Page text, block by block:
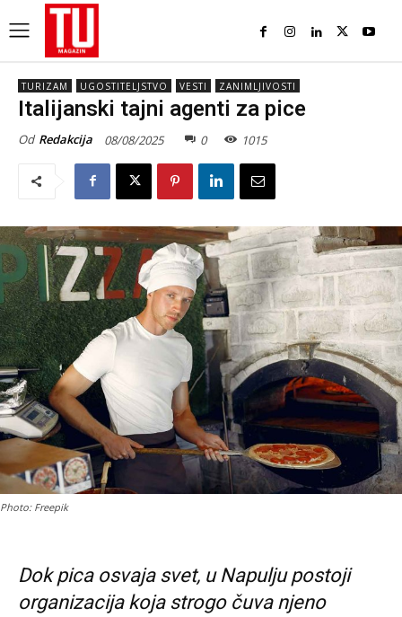
TURIZAM UGOSTITELJSTVO VESTI ZANIMLJIVOSTI
Italijanski tajni agenti za pice
Od Redakcija 08/08/2025 0 1015
Photo: Freepik
Dok pica osvaja svet, u Napulju postoji
organizacija koja strogo čuva njeno